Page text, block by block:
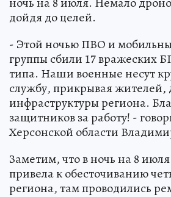
дойдя до целей.
- Этой ночью ПВО и
группы сбили 17 вражеских
типа. Наши военные несут
службу, прикрывая жителей,
инфраструктуры региона.
защитников за работу! -
Херсонской области
Заметим, что в ночь на 8
привела к обесточиванию
региона, там проводились